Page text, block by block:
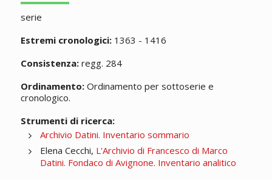
serie
Estremi cronologici:1363 - 1416
Consistenza:regg. 284
Ordinamento:Ordinamento per sottoserie e
cronologico.
Strumenti di ricerca:
Archivio Datini. Inventario sommario
Elena Cecchi, L'Archivio di Francesco di Marco
Datini. Fondaco di Avignone. Inventario analitico